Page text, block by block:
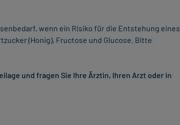
wenn ein Risiko für die Entstehung eines
(Honig), Fructose und Glucose. Bitte
und fragen Sie Ihre Ärztin, Ihren Arzt oder in